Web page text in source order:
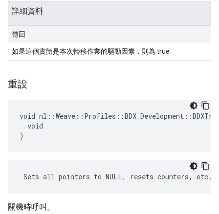
詳細資料
傳回
如果這個實體是本次轉移作業的驅動因素，則為 true
重設
void
  void
)
Sets all pointers to NULL, resets counters, etc.
關機時呼叫。